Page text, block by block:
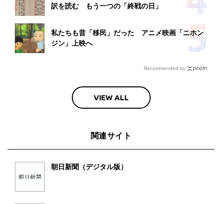
訳を読む もう一つの「終戦の日」
私たちも昔「移民」だった アニメ映画「ニホン
ジン」上映へ
Recommended by
VIEW ALL
関連サイト
朝日新聞（デジタル版）